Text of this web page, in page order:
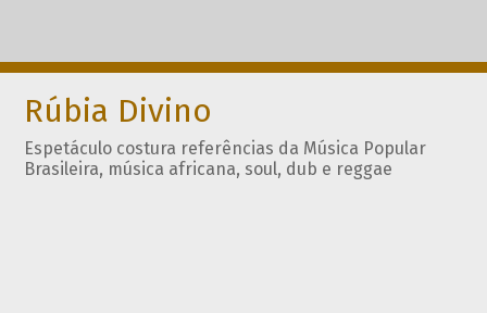
Rúbia Divino
Espetáculo costura referências da Música Popular
Brasileira, música africana, soul, dub e reggae